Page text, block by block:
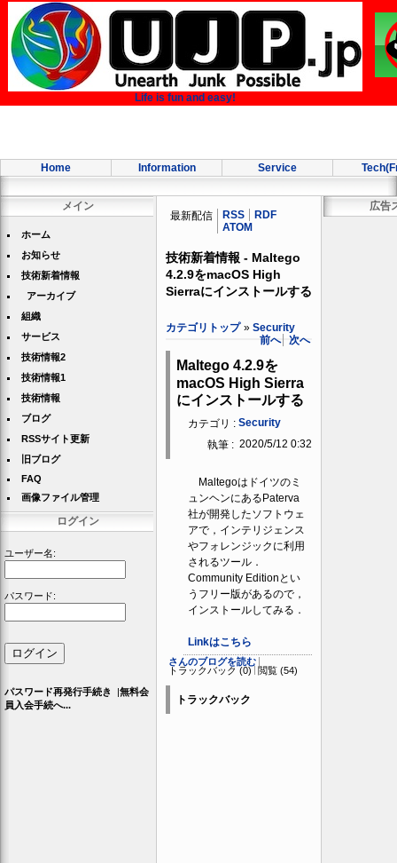
Life is fun and easy!
Home Information Service
メイン
ホーム
お知らせ
技術新着情報
アーカイブ
組織
サービス
技術情報2
技術情報1
技術情報
ブログ
RSSサイト更新
旧ブログ
FAQ
画像ファイル管理
ログイン
ユーザー名:
パスワード:
パスワード再発行手続き |無料会
員入会手続へ...
最新配信 RSS
RDF
ATOM
技術新着情報 - Maltego
4.2.9をmacOS High
Sierraにインストールする
カテゴリトップ »Security
前へ
次へ
Maltego 4.2.9を
macOS High Sierra
にインストールする
カテゴリ : Security
執筆 : 2020/5/12 0:32
Maltegoはドイツのミ
ュンヘンにあるPaterva
社が開発したソフトウェ
アで，インテリジェンス
やフォレンジックに利用
されるツール．
Community Editionとい
うフリー版があるので，
インストールしてみる．
Linkはこちら
さんのブログを読む
トラックバック (0) 閲覧 (54)
トラックバック
広告